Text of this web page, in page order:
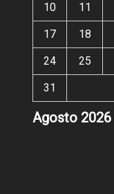
Agosto 2026
10 11
17 18
24 25
31